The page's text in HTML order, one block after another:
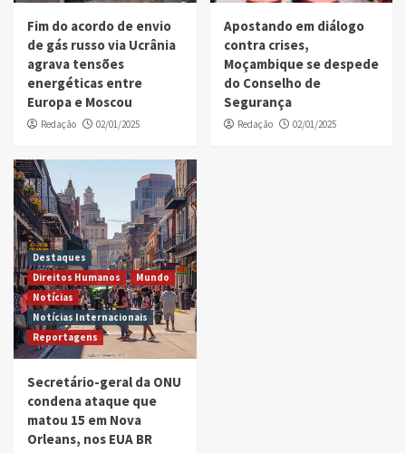
Fim do acordo de envio
de gás russo via Ucrânia
agrava tensões
energéticas entre
Europa e Moscou
Redação 02/01/2025
Apostando em diálogo
contra crises,
Moçambique se despede
do Conselho de
Segurança
Redação 02/01/2025
Destaques
Direitos Humanos
Mundo
Notícias
Notícias Internacionais
Reportagens
Secretário-geral da ONU
condena ataque que
matou 15 em Nova
Orleans, nos EUA BR